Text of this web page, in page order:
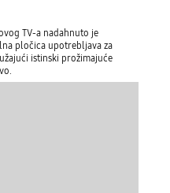
TV-a nadahnuto je
pločica upotrebljava za
istinski prožimajuće